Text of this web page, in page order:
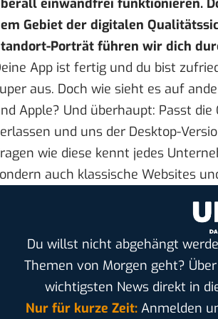
einwandfrei funktionieren.
Gebiet der digitalen
Porträt führen wir dich
App ist fertig und du bist
aus. Doch wie sieht es auf
Apple? Und überhaupt: Passt
und uns der Desktop-
wie diese kennt jedes
auch klassische Websites
Du willst nicht abgehängt
Themen von Morgen geht?
wichtigsten News direkt in
Nur für kurze Zeit:Anmelden